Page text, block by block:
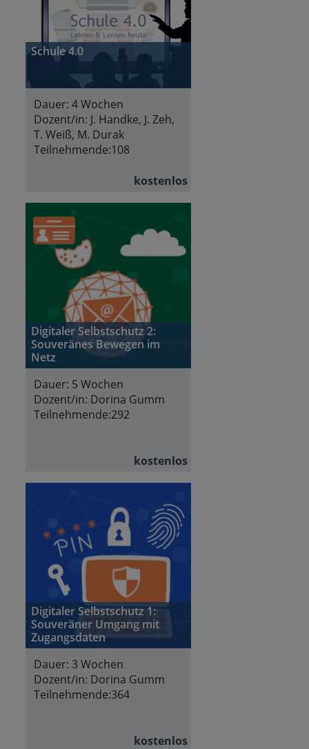
Schule 4.0
Dauer: 4 Wochen
Dozent/in: J. Handke, J. Zeh,
T. Weiß, M. Durak
Teilnehmende:108
kostenlos
Digitaler Selbstschutz 2:
Souveränes Bewegen im
Netz
Dauer: 5 Wochen
Dozent/in: Dorina Gumm
Teilnehmende:292
kostenlos
Digitaler Selbstschutz 1:
Souveräner Umgang mit
Zugangsdaten
Dauer: 3 Wochen
Dozent/in: Dorina Gumm
Teilnehmende:364
kostenlos